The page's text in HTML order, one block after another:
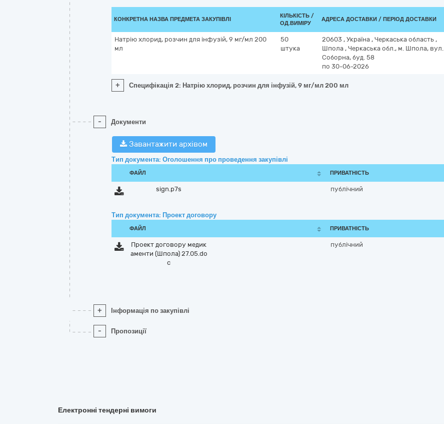
КОНКРЕТНА НАЗВА ПРЕДМЕТА ЗАКУПІВЛІ
КІЛЬКІСТЬ /
ОД.ВИМІРУ
АДРЕСА ДОСТАВКИ / ПЕРІОД ДОСТАВКИ
Натрію хлорид, розчин для інфузій, 9 мг/мл 200
мл
50
штука
20603 , Україна , Черкаська область ,
Шпола , Черкаська обл., м. Шпола, вул.
Соборна, буд. 58
по 30-06-2026
+ Специфікація 2: Натрію хлорид, розчин для інфузій, 9 мг/мл 200 мл
- Документи
Завантажити архівом
Тип документа: Оголошення про проведення закупівлі
ФАЙЛ ПРИВАТНІСТЬ
sign.p7s публічний
Тип документа: Проект договору
ФАЙЛ ПРИВАТНІСТЬ
Проект договору медик
аменти (Шпола) 27.05.do
c
публічний
+ Інформація по закупівлі
- Пропозиції
Електронні тендерні вимоги